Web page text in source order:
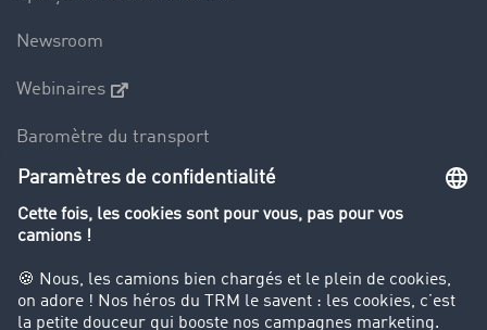
Newsroom
Webinaires
Baromètre du transport
Le dictionnaire du transport
Interdiction de circulation des poids lourds
Entreprise